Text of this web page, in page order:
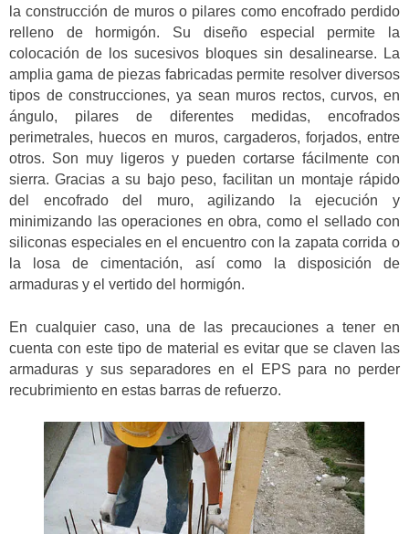
la construcción de muros o pilares como encofrado perdido
relleno de hormigón. Su diseño especial permite la
colocación de los sucesivos bloques sin desalinearse. La
amplia gama de piezas fabricadas permite resolver diversos
tipos de construcciones, ya sean muros rectos, curvos, en
ángulo, pilares de diferentes medidas, encofrados
perimetrales, huecos en muros, cargaderos, forjados, entre
otros. Son muy ligeros y pueden cortarse fácilmente con
sierra. Gracias a su bajo peso, facilitan un montaje rápido
del encofrado del muro, agilizando la ejecución y
minimizando las operaciones en obra, como el sellado con
siliconas especiales en el encuentro con la zapata corrida o
la losa de cimentación, así como la disposición de
armaduras y el vertido del hormigón.
En cualquier caso, una de las precauciones a tener en
cuenta con este tipo de material es evitar que se claven las
armaduras y sus separadores en el EPS para no perder
recubrimiento en estas barras de refuerzo.